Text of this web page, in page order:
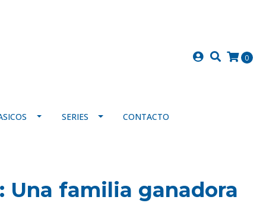
0
SERIES CONTACTO
Una familia ganadora